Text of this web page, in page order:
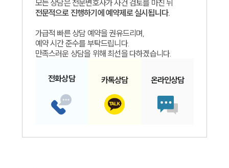
모든 상담은 전문변호사가 사건 검토를 마친 뒤
전문적으로 진행하기에 예약제로 실시됩니다.
가급적 빠른 상담 예약을 권유드리며,
예약 시간 준수를 부탁드립니다.
만족스러운 상담을 위해 최선을 다하겠습니다.
전화상담 카톡상담 온라인상담